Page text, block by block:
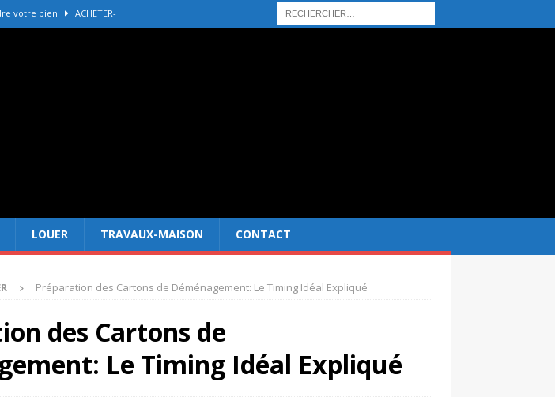
votre bien ACHETER-
LOUER TRAVAUX-MAISON CONTACT
Préparation des Cartons de Déménagement: Le Timing Idéal Expliqué
des Cartons de
Le Timing Idéal Expliqué